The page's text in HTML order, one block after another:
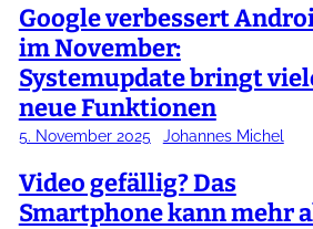
Google verbessert
im November:
Systemupdate bringt
neue Funktionen
5. November 2025 Johannes Michel
Video gefällig? Das
Smartphone kann mehr